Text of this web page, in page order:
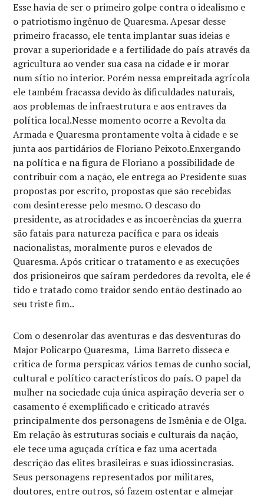
Esse havia de ser o primeiro golpe contra o idealismo e
o patriotismo ingênuo de Quaresma. Apesar desse
primeiro fracasso, ele tenta implantar suas ideias e
provar a superioridade e a fertilidade do país através da
agricultura ao vender sua casa na cidade e ir morar
num sítio no interior. Porém nessa empreitada agrícola
ele também fracassa devido às dificuldades naturais,
aos problemas de infraestrutura e aos entraves da
política local.Nesse momento ocorre a Revolta da
Armada e Quaresma prontamente volta à cidade e se
junta aos partidários de Floriano Peixoto.Enxergando
na política e na figura de Floriano a possibilidade de
contribuir com a nação, ele entrega ao Presidente suas
propostas por escrito, propostas que são recebidas
com desinteresse pelo mesmo. O descaso do
presidente, as atrocidades e as incoerências da guerra
são fatais para natureza pacífica e para os ideais
nacionalistas, moralmente puros e elevados de
Quaresma. Após criticar o tratamento e as execuções
dos prisioneiros que saíram perdedores da revolta, ele é
tido e tratado como traidor sendo então destinado ao
seu triste fim..
Com o desenrolar das aventuras e das desventuras do
Major Policarpo Quaresma, Lima Barreto disseca e
critica de forma perspicaz vários temas de cunho social,
cultural e político característicos do país. O papel da
mulher na sociedade cuja única aspiração deveria ser o
casamento é exemplificado e criticado através
principalmente dos personagens de Ismênia e de Olga.
Em relação às estruturas sociais e culturais da nação,
ele tece uma aguçada crítica e faz uma acertada
descrição das elites brasileiras e suas idiossincrasias.
Seus personagens representados por militares,
doutores, entre outros, só fazem ostentar e almejar